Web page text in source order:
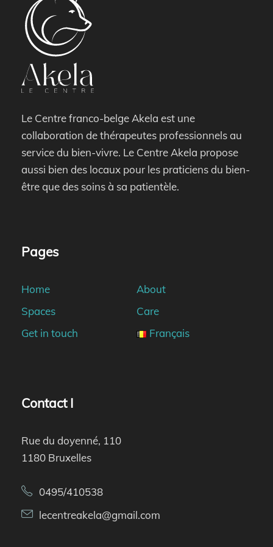
Le Centre franco-belge Akela est une
collaboration de thérapeutes professionnels au
service du bien-vivre. Le Centre Akela propose
aussi bien des locaux pour les praticiens du bien-
être que des soins à sa patientèle.
Pages
Home
About
Spaces
Care
Get in touch
Français
Contact I
Rue du doyenné, 110
1180 Bruxelles
0495/410538
lecentreakela@gmail.com